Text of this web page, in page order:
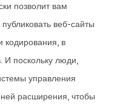
позволит вам
веб-сайты
кодирования, в
поскольку люди,
управления
расширения, чтобы